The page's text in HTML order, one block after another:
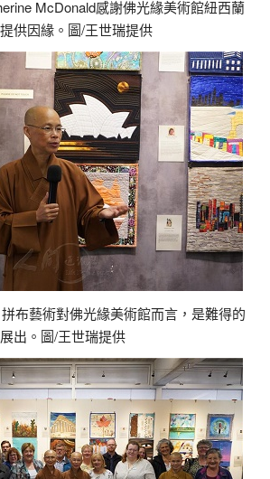
McDonald感謝佛光緣美術館紐西蘭
供因緣。圖/王世瑞提供
布藝術對佛光緣美術館而言，是難得的
展出。圖/王世瑞提供